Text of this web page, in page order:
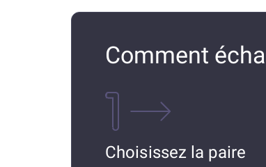
Comment
Choisissez la paire